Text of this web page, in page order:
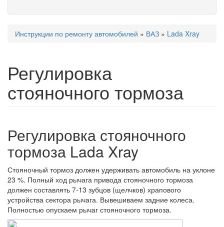
Вы здесь
Инструкции по ремонту автомобилей » ВАЗ » Lada Xray
Регулировка
стояночного тормоза
Регулировка стояночного
тормоза Lada Xray
Стояночный тормоз должен удерживать автомобиль на уклоне
23 %. Полный ход рычага привода стояночного тормоза
должен составлять 7-13 зубцов (щелчков) храпового
устройства сектора рычага. Вывешиваем задние колеса.
Полностью опускаем рычаг стояночного тормоза.